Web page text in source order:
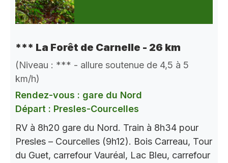
*** La Forêt de Carnelle - 26 km
(Niveau : *** - allure soutenue de 4,5 à 5
km/h)
Rendez-vous : gare du Nord
Départ : Presles-Courcelles
RV à 8h20 gare du Nord. Train à 8h34 pour
Presles – Courcelles (9h12). Bois Carreau, Tour
du Guet, carrefour Vauréal, Lac Bleu, carrefour